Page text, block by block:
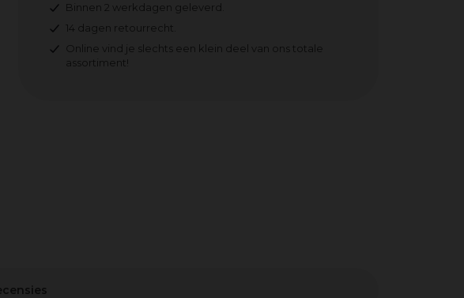
Binnen 2 werkdagen geleverd.
14 dagen retourrecht.
Online vind je slechts een klein deel van ons totale
assortiment!